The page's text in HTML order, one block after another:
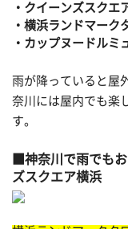
・クイーンズスクエ
・横浜ランドマーク
・カップヌードルミ
雨が降っていると屋
奈川には屋内でも楽
す。
神奈川で雨でも
ズスクエア横浜